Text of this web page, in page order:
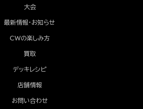
大会
最新情報・お知らせ
CWの楽しみ方
買取
デッキレシピ
店舗情報
お問い合わせ